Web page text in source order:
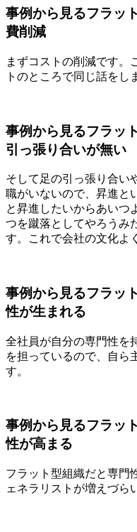
事例から見るフラッ
費削減
まずコストの削減です。
トのところで同じ話をし
事例から見るフラッ
引っ張り合いが無い
そして足の引っ張り合い
職がいないので、昇進と
と昇進したいからあいつ
つを蹴落としてやろうみ
す。これで会社の文化よ
事例から見るフラッ
性が生まれる
全社員が自分の専門性を
を担っているので、自ら
す。
事例から見るフラッ
性が高まる
フラット型組織だと専門
ェネラリストが増えづら